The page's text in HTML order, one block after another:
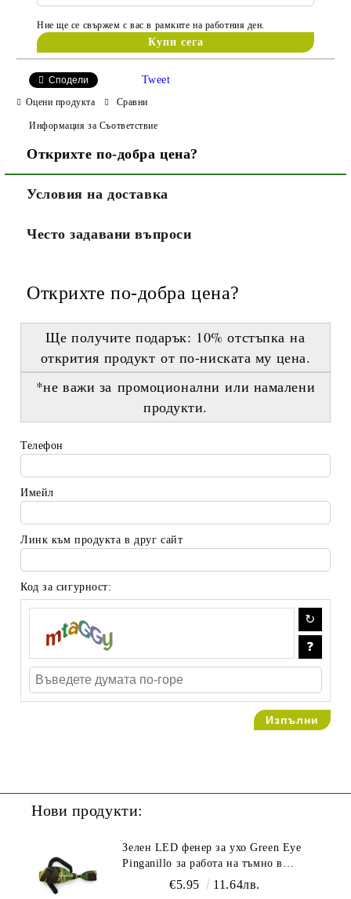
Ние ще се свържем с вас в рамките на работния ден.
Сподели Tweet
Оцени продукта Сравни
Информация за Съответствие
Открихте по-добра цена?
Условия на доставка
Често задавани въпроси
Открихте по-добра цена?
Ще получите подарък: 10% отстъпкана
открития продуктот по-ниската му цена.
*не важи за промоционални или намалени
продукти.
Телефон
Имейл
Линк към продукта в друг сайт
Код за сигурност:
Нови продукти:
Зелен LED фенер за ухо Green Eye
Pinganillo за работа на тъмно в
€5.95 11.64лв.